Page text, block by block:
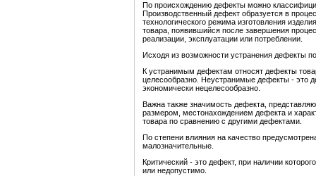
По происхождению дефекты можно
Производственный дефект образуется в
технологического режима изготовления
товара, появившийся после завершения
реализации, эксплуатации или потреблении.
Исходя из возможности устранения дефекты
К устранимым дефектам относят дефекты
целесообразно. Неустранимые дефекты - это
экономически нецелесообразно.
Важна также значимость дефекта,
размером, местонахождением дефекта и
товара по сравнению с другими дефектами.
По степени влияния на качество
малозначительные.
Критический - это дефект, при наличии
или недопустимо.